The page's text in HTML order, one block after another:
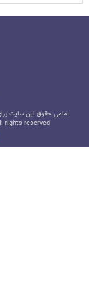
تمامی حقوق این سایت
rights reserved